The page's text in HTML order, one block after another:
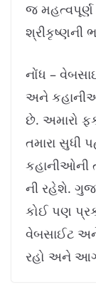
જ
શ્રીકૃષ્ણની
નોંધ –
અને
છે. અમારો
તમારા સુધી
કહાનીઓની
ની રહેશે.
કોઈ પણ
વેબસાઈટ અને
રહો અને